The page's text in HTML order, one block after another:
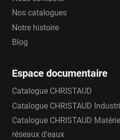
Nos catalogues
Notre histoire
Blog
Espace documentaire
Catalogue CHRISTAUD
Catalogue CHRISTAUD
Catalogue CHRISTAUD
réseaux d'eaux